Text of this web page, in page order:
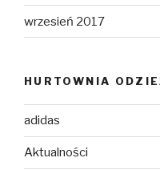
wrzesień 2017
HURTOWNIA
adidas
Aktualności